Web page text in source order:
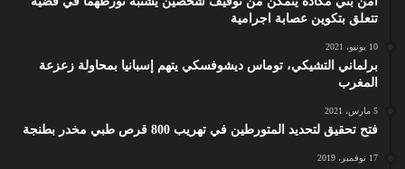
تتعلق بتكوين عصابة اجرامية
10 يونيو، 2021
برلماني التشيكي، توماس ديشوفسكي يتهم إسبانيا بمحاولة زعزعة
المغرب
5 مارس، 2021
فتح تحقيق لتحديد المتورطين في تهريب 800 قرص طبي مخدر بطنجة
17 نوفمبر، 2019